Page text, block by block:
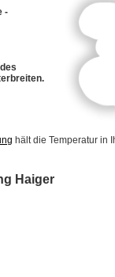
-
hält die Temperatur in
Haiger